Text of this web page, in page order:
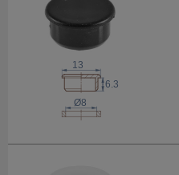
6.3
13
Ø8